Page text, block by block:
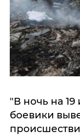
"В ночь на
боевики